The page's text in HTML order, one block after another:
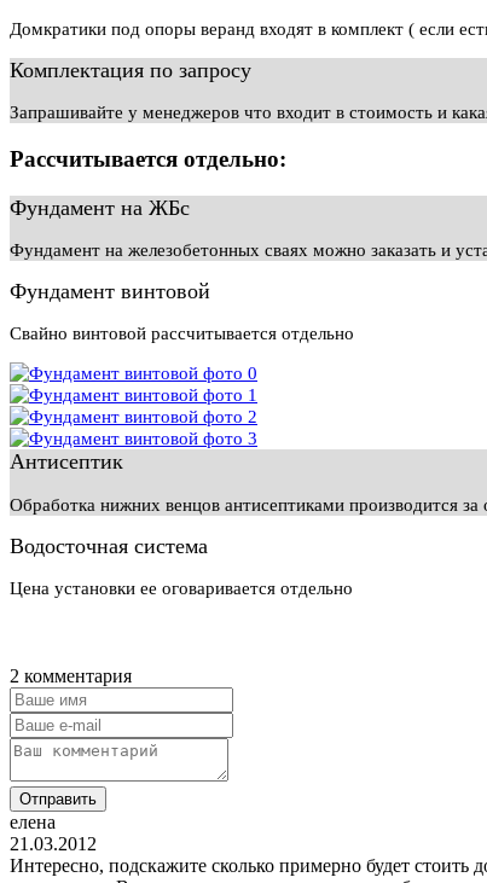
Домкратики под опоры веранд входят в комплект ( если
Комплектация по запросу
Запрашивайте у менеджеров что входит в стоимость и
Рассчитывается отдельно:
Фундамент на ЖБс
Фундамент на железобетонных сваях можно заказать и
Фундамент винтовой
Свайно винтовой рассчитывается отдельно
Антисептик
Обработка нижних венцов антисептиками производится
Водосточная система
Цена установки ее оговаривается отдельно
2 комментария
Отправить
елена
21.03.2012
Интересно, подскажите сколько примерно будет стоить